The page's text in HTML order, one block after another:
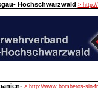
Hochschwarzwald >
> http://www.bomberos-sin-